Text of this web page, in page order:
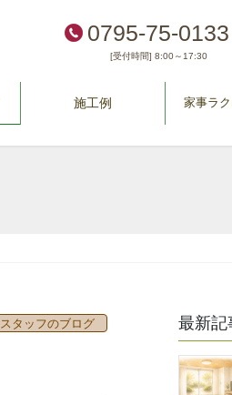
0795-75-0133
[受付時間] 8:00～17:30
施工例 家事ラ
スタッフのブログ 最新記